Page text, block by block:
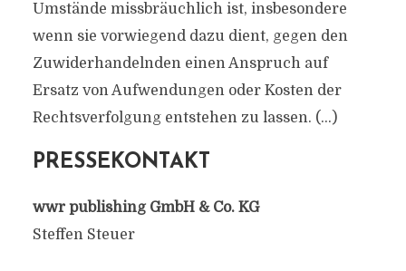
Umstände missbräuchlich ist, insbesondere
wenn sie vorwiegend dazu dient, gegen den
Zuwiderhandelnden einen Anspruch auf
Ersatz von Aufwendungen oder Kosten der
Rechtsverfolgung entstehen zu lassen. (…)
PRESSEKONTAKT
wwr publishing GmbH & Co. KG
Steffen Steuer